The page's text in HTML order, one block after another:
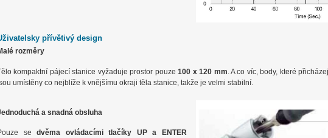
přívětivý design
rozměry
kompaktní pájecí stanice vyžaduje prostor pouze100 x 120 mm . A co víc, body, které
umístěny co nejblíže k vnějšímu okraji těla stanice, takže je velmi stabilní.
a snadná obsluha
sedvěma ovládacími tlačíky UP a ENTER